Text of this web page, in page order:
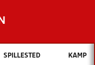
Hvad vil du søge efter?
SPILLESTED KAMP